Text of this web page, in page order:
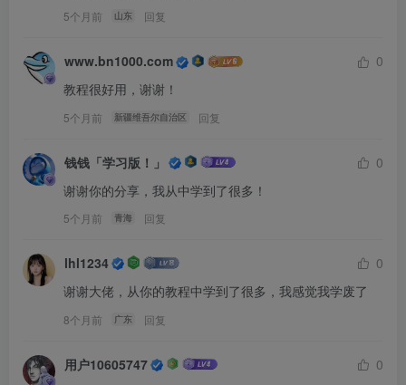
5个月前 山东 回复
www.bn1000.com
0
教程很好用，谢谢！
5个月前 新疆维吾尔自治区 回复
钱钱「学习版！」
0
谢谢你的分享，我从中学到了很多！
5个月前 青海 回复
lhl1234
0
谢谢大佬，从你的教程中学到了很多，我感觉我学废了
8个月前 广东 回复
用户10605747
0